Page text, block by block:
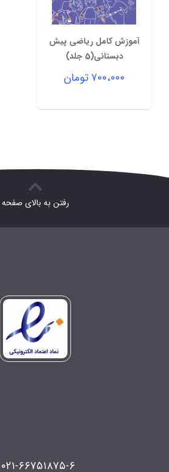
آموزش کامل ریاضی پیش
دبستانی(5 جلد)
۷۰۰،۰۰۰تومان
رفتن به بالای صفحه
۰۲۱-۶۶۷۵۱۸۷۵-۶